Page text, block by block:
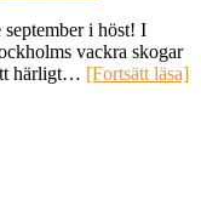
i höst! I
vackra skogar
härligt… [Fortsätt läsa]